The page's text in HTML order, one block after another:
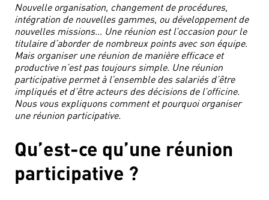
Nouvelle organisation, changement de procédures,
intégration de nouvelles gammes, ou développement de
nouvelles missions… Une réunion est l’occasion pour le
titulaire d’aborder de nombreux points avec son équipe.
Mais organiser une réunion de manière efficace et
productive n’est pas toujours simple. Une réunion
participative permet à l’ensemble des salariés d’être
impliqués et d’être acteurs des décisions de l’officine.
Nous vous expliquons comment et pourquoi organiser
une réunion participative.
Qu’est-ce qu’une réunion
participative ?